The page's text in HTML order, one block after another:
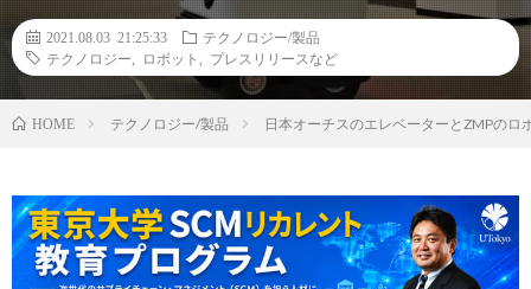
2021.08.03 21:25:33
テクノロジー/製品
テクノロジー
ロボット プレスリリースなど
HOME テクノロジー/製品 日本オーチスのエレベーターとZMPの